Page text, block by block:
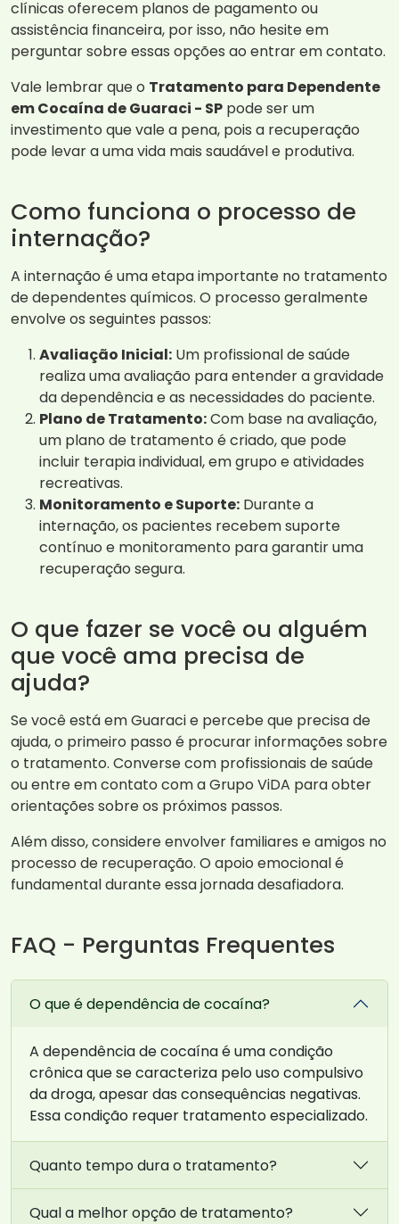
clínicas oferecem planos de pagamento ou
assistência financeira, por isso, não hesite em
perguntar sobre essas opções ao entrar em contato.
Vale lembrar que o Tratamento para Dependente
em Cocaína de Guaraci - SP pode ser um
investimento que vale a pena, pois a recuperação
pode levar a uma vida mais saudável e produtiva.
Como funciona o processo de
internação?
A internação é uma etapa importante no tratamento
de dependentes químicos. O processo geralmente
envolve os seguintes passos:
Avaliação Inicial: Um profissional de saúde
realiza uma avaliação para entender a gravidade
da dependência e as necessidades do paciente.
Plano de Tratamento:Com base na avaliação,
um plano de tratamento é criado, que pode
incluir terapia individual, em grupo e atividades
recreativas.
Monitoramento e Suporte: Durante a
internação, os pacientes recebem suporte
contínuo e monitoramento para garantir uma
recuperação segura.
O que fazer se você ou alguém
que você ama precisa de
ajuda?
Se você está em Guaraci e percebe que precisa de
ajuda, o primeiro passo é procurar informações sobre
o tratamento. Converse com profissionais de saúde
ou entre em contato com a Grupo ViDA para obter
orientações sobre os próximos passos.
Além disso, considere envolver familiares e amigos no
processo de recuperação. O apoio emocional é
fundamental durante essa jornada desafiadora.
FAQ - Perguntas Frequentes
O que é dependência de cocaína?
A dependência de cocaína é uma condição
crônica que se caracteriza pelo uso compulsivo
da droga, apesar das consequências negativas.
Essa condição requer tratamento especializado.
Quanto tempo dura o tratamento?
Qual a melhor opção de tratamento?